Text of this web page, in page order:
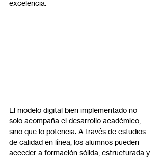
excelencia.
El modelo digital bien implementado no
solo acompaña el desarrollo académico,
sino que lo potencia. A través de estudios
de calidad en línea, los alumnos pueden
acceder a formación sólida, estructurada y